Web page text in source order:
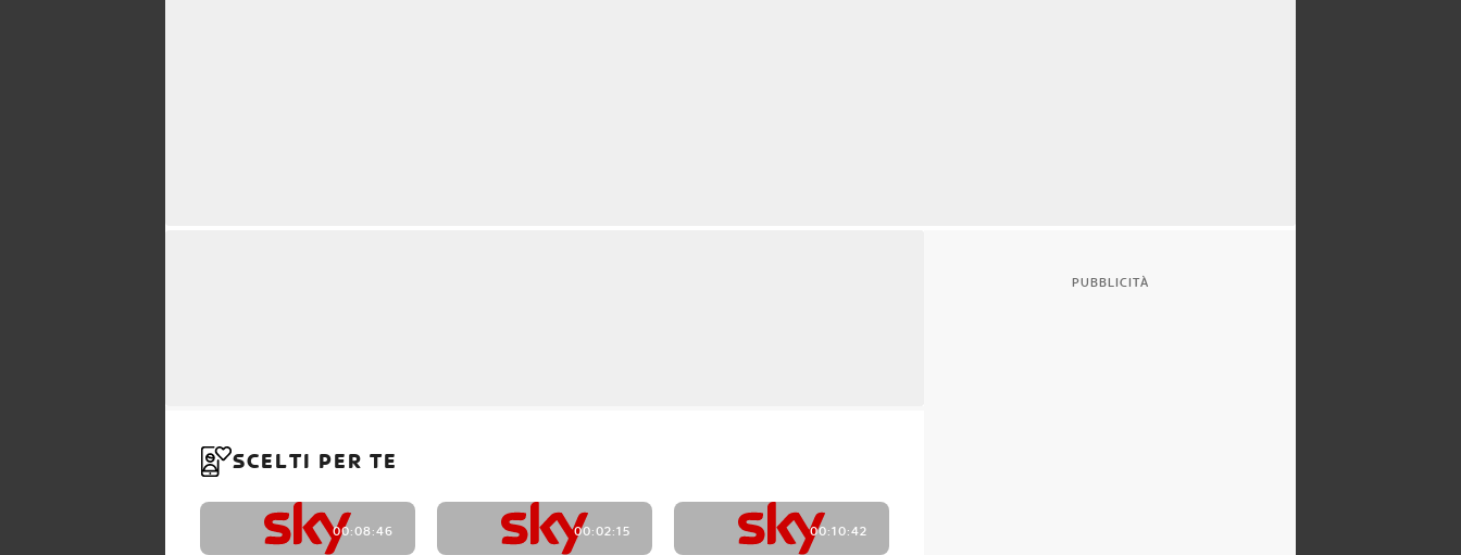
SCELTI PER TE
00:08:46 00:02:15 00:10:42
PUBBLICITÀ